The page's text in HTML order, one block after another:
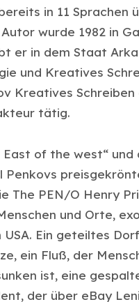
in 11 Sprachen
wurde 1982 in
er in dem Staat
und Kreatives
Kreatives
tätig.
of the west“ und
The PEN/O Henry
und Orte,
USA. Ein geteiltes
ein Fluß, der
ist, eine
der über eBay